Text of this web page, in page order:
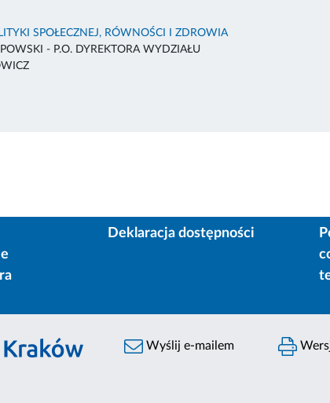
SPOŁECZNEJ, RÓWNOŚCI I ZDROWIA
- P.O. DYREKTORA WYDZIAŁU
Deklaracja dostępności
Wyślij e-mailem